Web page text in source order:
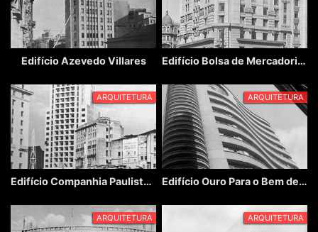
Edifício Azevedo Villares Edifício Bolsa de Mercadorias de São Paulo
ARQUITETURA
Edifício Companhia Paulista de Seguros
ARQUITETURA
Edifício Ouro Para o Bem de São Paulo
ARQUITETURA ARQUITETURA